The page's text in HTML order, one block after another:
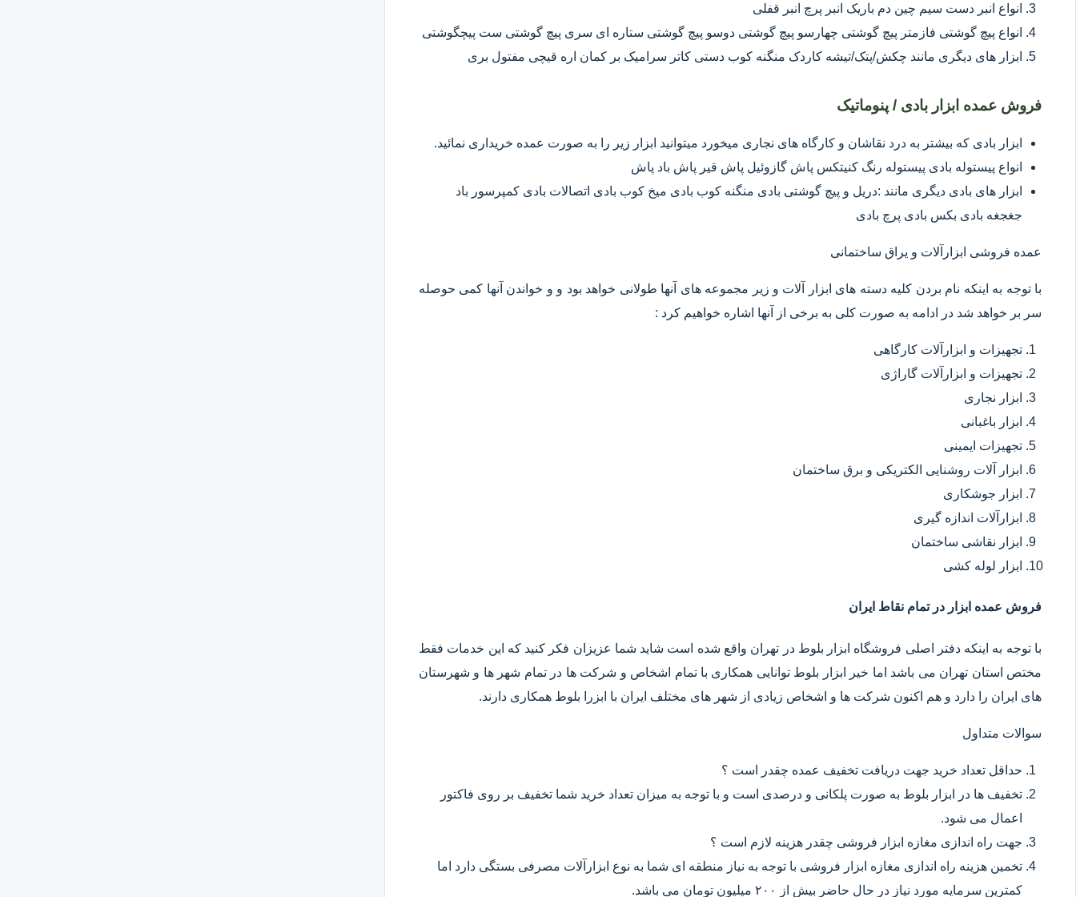
انواع انبر دست سیم چین دم باریک انبر پرچ انبر قفلی
انواع پیچ گوشتی فازمتر پیچ گوشتی چهارسو پیچ گوشتی دوسو پیچ گوشتی ستاره ای سری پیچ گوشتی ست پیچگوشتی
ابزار های دیگری مانند چکش/پتک/تیشه کاردک منگنه کوب دستی کاتر سرامیک بر کمان اره قیچی مفتول بری
فروش عمده ابزار بادی / پنوماتیک
ابزار بادی که بیشتر به درد نقاشان و کارگاه های نجاری میخورد میتوانید ابزار زیر را به صورت عمده خریداری نمائید.
انواع پیستوله بادی پیستوله رنگ کنیتکس پاش گازوئیل پاش قیر پاش باد پاش
ابزار های بادی دیگری مانند :دریل و پیچ گوشتی بادی منگنه کوب بادی میخ کوب بادی اتصالات بادی کمپرسور باد
جغجغه بادی بکس بادی پرچ بادی
عمده فروشی ابزارآلات و یراق ساختمانی
با توجه به اینکه نام بردن کلیه دسته های ابزار آلات و زیر مجموعه های آنها طولانی خواهد بود و و خواندن آنها کمی حوصله
سر بر خواهد شد در ادامه به صورت کلی به برخی از آنها اشاره خواهیم کرد :
تجهیزات و ابزارآلات کارگاهی
تجهیزات و ابزارآلات گاراژی
ابزار نجاری
ابزار باغبانی
تجهیزات ایمینی
ابزار آلات روشنایی الکتریکی و برق ساختمان
ابزار جوشکاری
ابزارآلات اندازه گیری
ابزار نقاشی ساختمان
ابزار لوله کشی
فروش عمده ابزار در تمام نقاط ایران
با توجه به اینکه دفتر اصلی فروشگاه ابزار بلوط در تهران واقع شده است شاید شما عزیزان فکر کنید که این خدمات فقط
مختص استان تهران می باشد اما خیر ابزار بلوط توانایی همکاری با تمام اشخاص و شرکت ها در تمام شهر ها و شهرستان
های ایران را دارد و هم اکنون شرکت ها و اشخاص زیادی از شهر های مختلف ایران با ابزرا بلوط همکاری دارند.
سوالات متداول
حداقل تعداد خرید جهت دریافت تخفیف عمده چقدر است ؟
تخفیف ها در ابزار بلوط به صورت پلکانی و درصدی است و با توجه به میزان تعداد خرید شما تخفیف بر روی فاکتور
اعمال می شود.
جهت راه اندازی مغازه ابزار فروشی چقدر هزینه لازم است ؟
تخمین هزینه راه اندازی مغازه ابزار فروشی با توجه به نیاز منطقه ای شما به نوع ابزارآلات مصرفی بستگی دارد اما
کمترین سرمایه مورد نیاز در حال حاضر بیش از ۲۰۰ میلیون تومان می باشد.